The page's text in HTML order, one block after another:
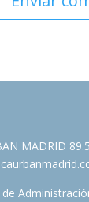
MADRID